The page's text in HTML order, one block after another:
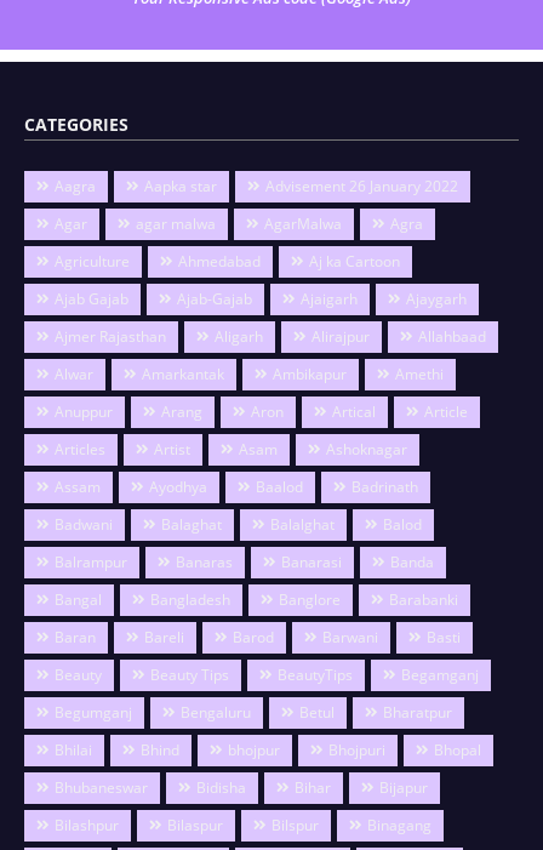
CATEGORIES
Aagra Aapka star
Advisement 26 January 2022
Agar
agar malwa AgarMalwa
Agra
Agriculture
Ahmedabad
Aj ka Cartoon
Ajab Gajab
Ajab-Gajab Ajaigarh
Ajaygarh
Ajmer Rajasthan
Aligarh Alirajpur
Allahbaad
Alwar
Amarkantak Ambikapur
Amethi
Anuppur
Arang Aron Artical
Article
Articles
Artist Asam
Ashoknagar
Assam
Ayodhya Baalod
Badrinath
Badwani
Balaghat Balalghat
Balod
Balrampur
Banaras Banarasi
Banda
Bangal
Bangladesh Banglore
Barabanki
Baran
Bareli Barod Barwani
Basti
Beauty
Beauty Tips BeautyTips
Begamganj
Begumganj
Bengaluru Betul
Bharatpur
Bhilai
Bhind bhojpur Bhojpuri
Bhopal
Bhubaneswar
Bidisha Bihar
Bijapur
Bilashpur
Bilaspur Bilspur
Binagang